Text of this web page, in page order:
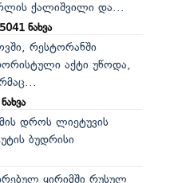
ქალიშვილი და...
ნახვა
რესტორანში
აქტი უწოდა,
დროს ლიეტუვის
ბუდრისი
ყირიმში რუსულ